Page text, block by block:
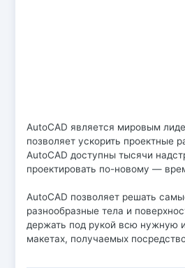
AutoCAD является мировым
позволяет ускорить проектные
AutoCAD доступны тысячи
проектировать по-новому —
AutoCAD позволяет решать
разнообразные тела и
держать под рукой всю нужную
макетах, получаемых